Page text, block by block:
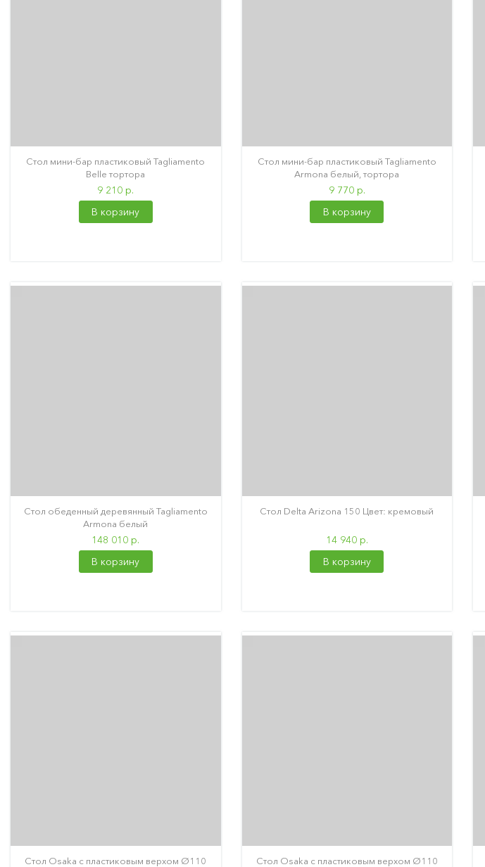
Стол мини-бар пластиковый Tagliamento
Belle тортора
9 210 р.
В корзину
Стол мини-бар пластиковый Tagliamento
Armona белый, тортора
9 770 р.
В корзину
Стол обеденный деревянный Tagliamento
Armona белый
148 010 р.
В корзину
Стол Delta Arizona 150 Цвет: кремовый
14 940 р.
В корзину
Стол Osaka с пластиковым верхом Ø110
Стол Osaka с пластиковым верхом Ø110